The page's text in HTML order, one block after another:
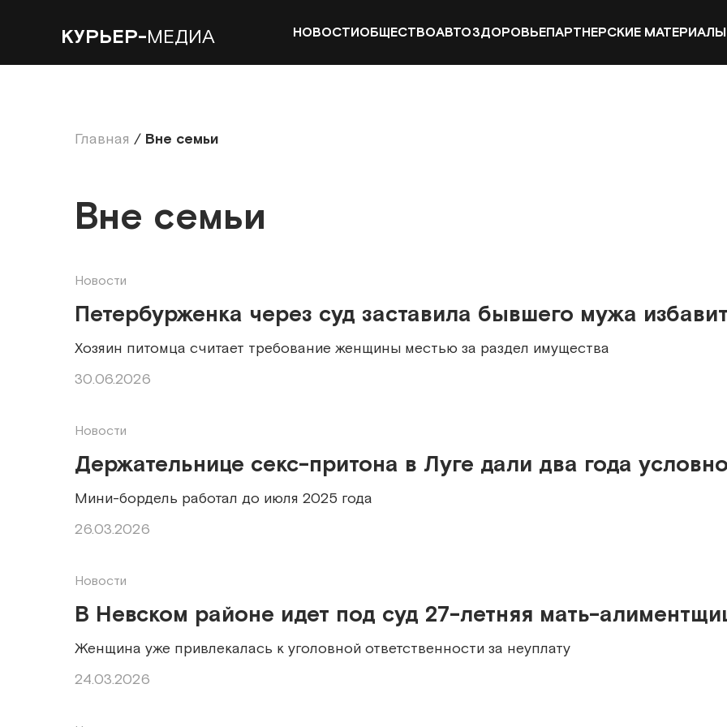
КУРЬЕР-МЕДИА НОВОСТИОБЩЕСТВОАВТОЗДОРОВЬЕПАРТНЕРСКИЕ МАТЕРИАЛЫ
Главная / Вне семьи
Вне семьи
Новости
Петербурженка через суд заставила бывшего мужа
Хозяин питомца считает требование женщины местью за раздел имущества
30.06.2026
Новости
Держательнице секс-притона в Луге дали два года
Мини-бордель работал до июля 2025 года
26.03.2026
Новости
В Невском районе идет под суд 27-летняя мать-
Женщина уже привлекалась к уголовной ответственности за неуплату
24.03.2026